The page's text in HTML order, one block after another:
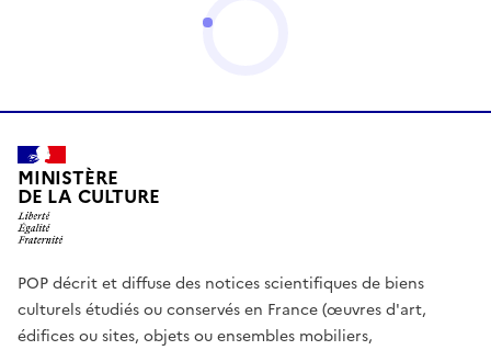
MINISTÈRE
DE LA CULTURE
POP décrit et diffuse des notices scientifiques de biens
culturels étudiés ou conservés en France (œuvres d'art,
édifices ou sites, objets ou ensembles mobiliers,